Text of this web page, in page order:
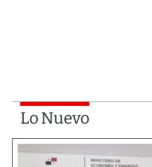
Lo Nuevo